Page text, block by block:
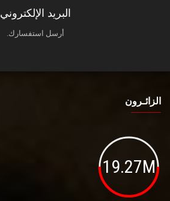
البريد الإلكتروني
أرسل استفسارك.
الزائـرون
19.27M